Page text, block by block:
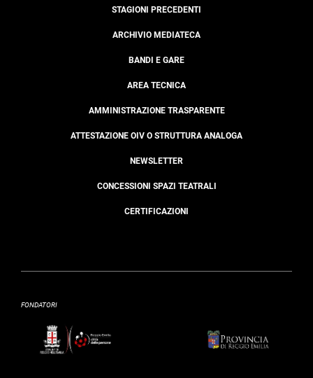
STAGIONI PRECEDENTI
ARCHIVIO MEDIATECA
BANDI E GARE
AREA TECNICA
AMMINISTRAZIONE TRASPARENTE
ATTESTAZIONE OIV O STRUTTURA ANALOGA
NEWSLETTER
CONCESSIONI SPAZI TEATRALI
CERTIFICAZIONI
FONDATORI